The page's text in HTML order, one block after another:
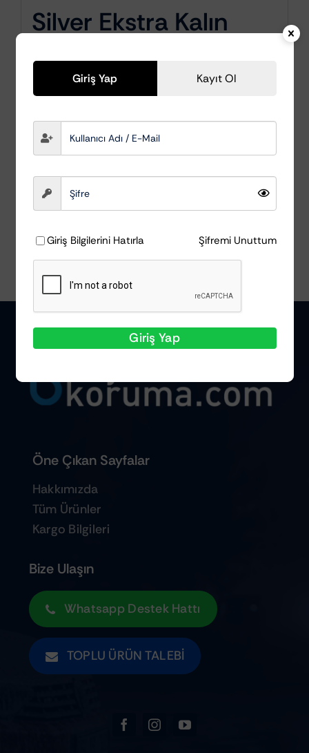
Silver Ekstra Kalın
Temizleme Bezi
AutoDetox
Sepete Ekle Ayrıntılar
Öne Çıkan Sayfalar
Hakkımızda
Tüm Ürünler
Kargo Bilgileri
Bize Ulaşın
Whatsapp Destek Hattı
TOPLU ÜRÜN TALEBI
Giriş Yap Kayıt Ol
Giriş Bilgilerini Hatırla Şifremi Unuttum
Giriş Yap